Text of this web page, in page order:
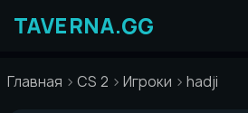
содержимому
Главная CS 2 Игроки hadji